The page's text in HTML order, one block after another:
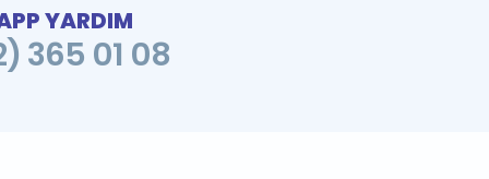
YARDIM
365 01 08